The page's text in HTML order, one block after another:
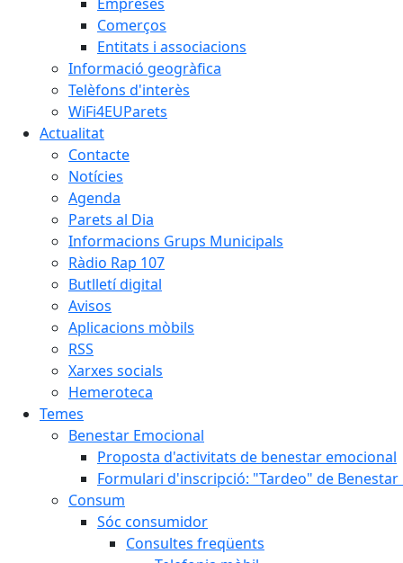
Comerços
Entitats i associacions
Informació geogràfica
Telèfons d'interès
WiFi4EUParets
Actualitat
Contacte
Notícies
Agenda
Parets al Dia
Informacions Grups Municipals
Ràdio Rap 107
Butlletí digital
Avisos
Aplicacions mòbils
RSS
Xarxes socials
Hemeroteca
Temes
Benestar Emocional
Proposta d'activitats de benestar emocional
Formulari d'inscripció: "Tardeo" de Benestar
Consum
Sóc consumidor
Consultes freqüents